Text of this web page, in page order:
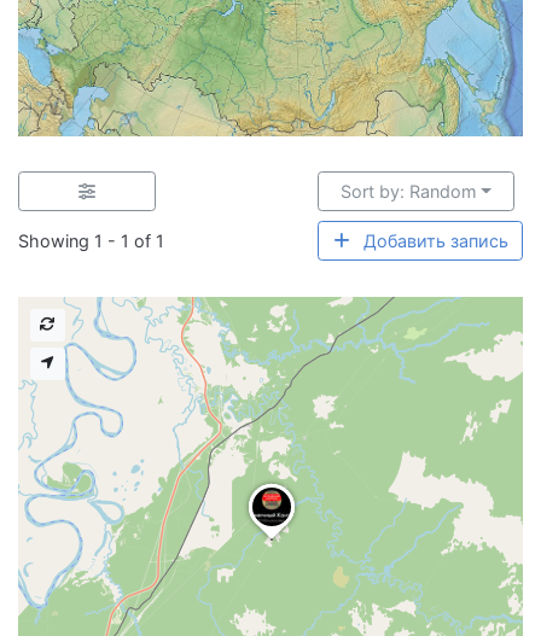
Showing 1 - 1 of 1
Sort by: Random
Добавить запись